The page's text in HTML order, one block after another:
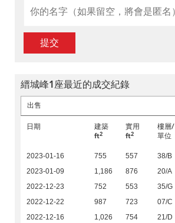
提交
縉城峰1座最近的成交紀錄
出售
日期
建築
ft2
實用
ft2
樓層/
單位
2023-01-16 755 557 38/B
2023-01-09 1,186 876 20/A
2022-12-23 752 553 35/G
2022-12-22 987 723 07/C
2022-12-16 1,026 754 21/D